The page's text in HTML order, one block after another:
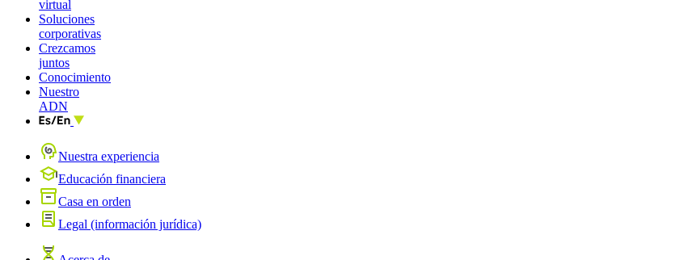
virtual
Soluciones
corporativas
Crezcamos
juntos
Conocimiento
Nuestro
ADN
Nuestra experiencia
Educación financiera
Casa en orden
Legal (información jurídica)